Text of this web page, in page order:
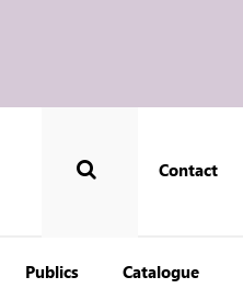
Contact
Publics Catalogue